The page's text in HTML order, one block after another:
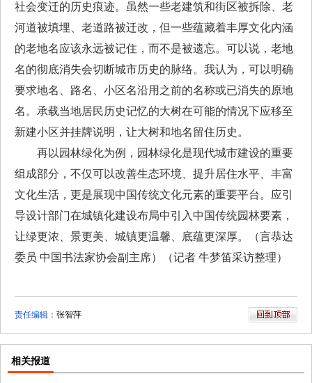
社会变迁的历史痕迹。虽然一些老建筑和街区被拆除、老
河道被填埋、老道路被迁改，但一些蕴藏着丰厚文化内涵
的老地名应该永远被记住，而不是被遗忘。可以说，老地
名的彻底消失会切断城市历史的脉络。我认为，可以明确
要求地名、路名、小区名沿用之前的名称或已消失的原地
名。承载当地居民历史记忆的大树在可能的情况下应移至
新建小区并挂牌说明，让大树和地名留住历史。
再以园林绿化为例，园林绿化是现代城市建设的重要
组成部分，不仅可以改善生态环境、提升居住水平、丰富
文化生活，更是展现中国传统文化元素的重要平台。应引
导设计部门在城镇化建设布局中引入中国传统园林要素，
让绿更浓、景更美、城镇更温馨、底蕴更深厚。（言恭达
委员 中国书法家协会副主席）（记者 牛梦笛采访整理）
责任编辑： 张智萍
相关报道